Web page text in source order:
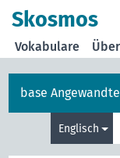
Skosmos
Vokabulare Über
base
Englisch